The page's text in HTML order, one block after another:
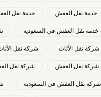
خدمة نقل العفش خدمة نقل
خدمة نقل العفش في السعودية
شركة نقل الأثاث شركة نقل
شركة نقل العفش شركة نقل
شركة نقل العفش في السعودية